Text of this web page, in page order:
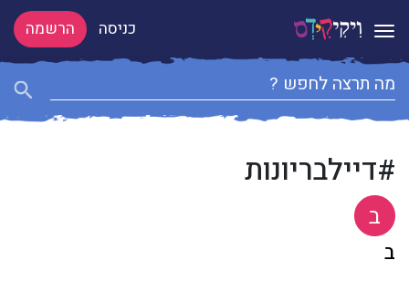
Toggle navigation כניסה הרשמה
#דיילבריונות
ב
ב